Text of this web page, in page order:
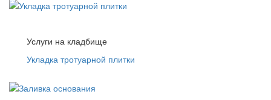
Услуги на кладбище
Укладка тротуарной плитки